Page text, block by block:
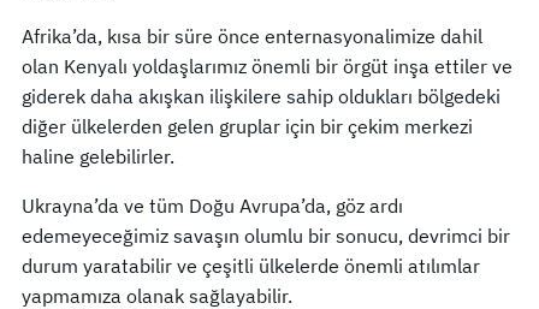
Afrika’da, kısa bir süre önce enternasyonalimize dahil
olan Kenyalı yoldaşlarımız önemli bir örgüt inşa ettiler ve
giderek daha akışkan ilişkilere sahip oldukları bölgedeki
diğer ülkelerden gelen gruplar için bir çekim merkezi
haline gelebilirler.
Ukrayna’da ve tüm Doğu Avrupa’da, göz ardı
edemeyeceğimiz savaşın olumlu bir sonucu, devrimci bir
durum yaratabilir ve çeşitli ülkelerde önemli atılımlar
yapmamıza olanak sağlayabilir.